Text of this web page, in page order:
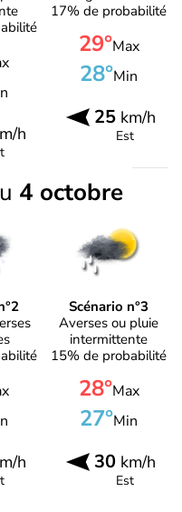
h
17% de probabilité
29°Max
28°Min
25 km/h
Est
4 octobre
h
Scénario n°3
Averses ou pluie
intermittente
15% de probabilité
28°Max
27°Min
30 km/h
Est